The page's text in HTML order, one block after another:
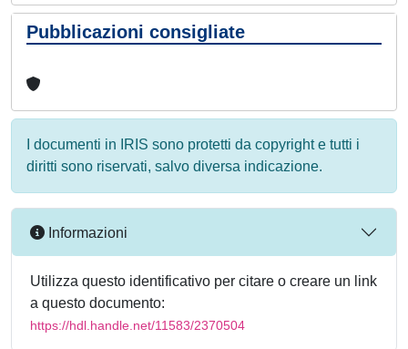
Pubblicazioni consigliate
I documenti in IRIS sono protetti da copyright e tutti i
diritti sono riservati, salvo diversa indicazione.
Informazioni
Utilizza questo identificativo per citare o creare un link
a questo documento:
https://hdl.handle.net/11583/2370504